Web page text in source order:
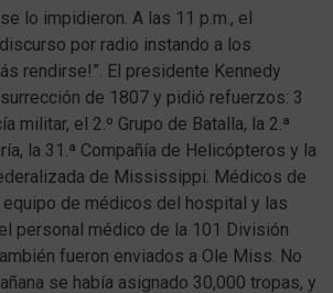
lo impidieron. A las 11 p.m., el
por radio instando a los
rendirse!”. El presidente Kennedy
de 1807 y pidió refuerzos: 3
militar, el 2.º Grupo de Batalla, la 2.ª
la 31.ª Compañía de Helicópteros y la
de Mississippi. Médicos de
equipo de médicos del hospital y las
personal médico de la 101 División
fueron enviados a Ole Miss. No
se había asignado 30,000 tropas, y